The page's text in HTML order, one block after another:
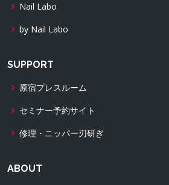
Nail Labo
by Nail Labo
SUPPORT
原宿プレスルーム
セミナー予約サイト
修理・ニッパー刃研ぎ
ABOUT